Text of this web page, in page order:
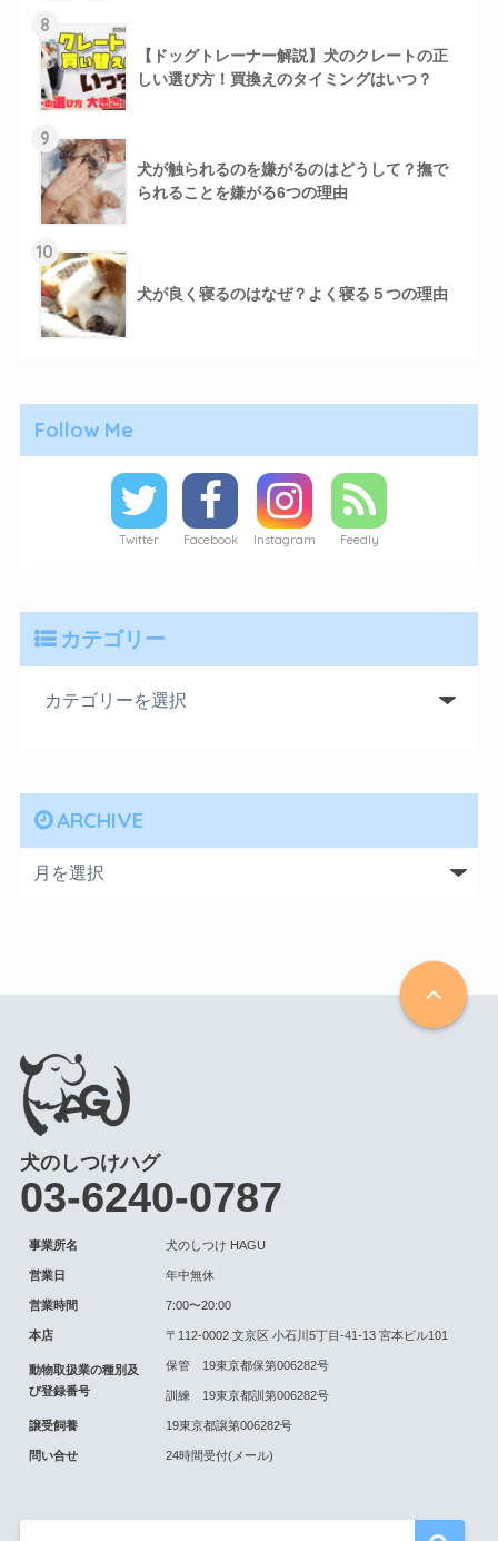
8
【ドッグトレーナー解説】犬のクレートの正
しい選び方！買換えのタイミングはいつ？
9
犬が触られるのを嫌がるのはどうして？撫で
られることを嫌がる6つの理由
10
犬が良く寝るのはなぜ？よく寝る５つの理由
Follow Me
Twitter Facebook Instagram Feedly
カテゴリー
ARCHIVE
犬のしつけハグ
03-6240-0787
事業所名 犬のしつけ HAGU
営業日 年中無休
営業時間 7:00〜20:00
本店 〒112-0002 文京区 小石川5丁目-41-13 宮本ビル101
動物取扱業の種別及
び登録番号
保管 19東京都保第006282号
訓練 19東京都訓第006282号
譲受飼養 19東京都譲第006282号
問い合せ 24時間受付(メール)